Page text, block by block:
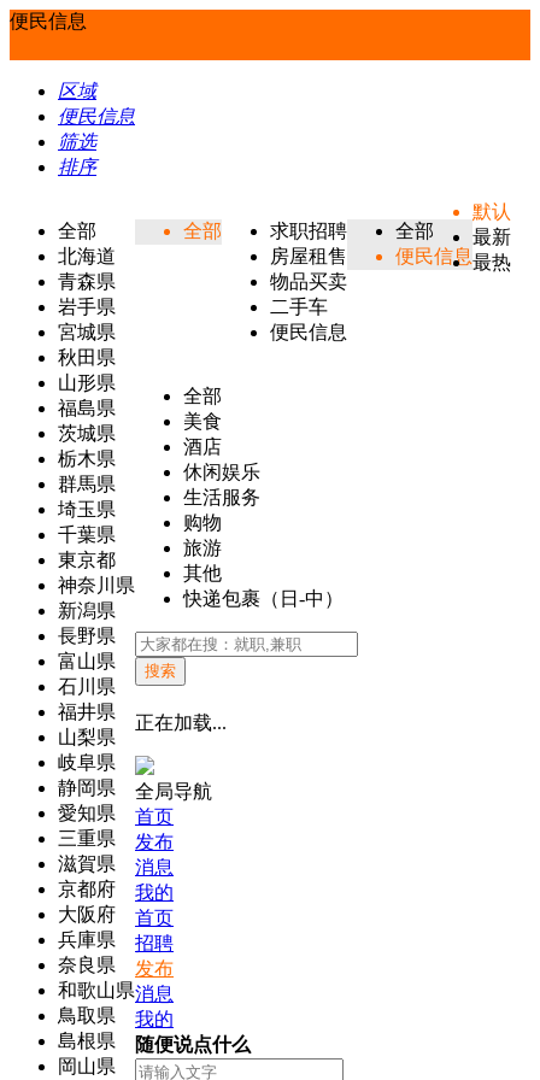
便民信息
区域
便民信息
筛选
排序
全部
北海道
青森県
岩手県
宮城県
秋田県
山形県
福島県
茨城県
栃木県
群馬県
埼玉県
千葉県
東京都
神奈川県
新潟県
長野県
富山県
石川県
福井県
山梨県
岐阜県
静岡県
愛知県
三重県
滋賀県
京都府
大阪府
兵庫県
奈良県
和歌山県
鳥取県
島根県
岡山県
全部
求职招聘
房屋租售
物品买卖
二手车
便民信息
全部
便民信息
全部
美食
酒店
休闲娱乐
生活服务
购物
旅游
其他
快递包裹（日-中）
默认
最新
最热
搜索
正在加载...
全局导航
首页
发布
消息
我的
首页
招聘
发布
消息
我的
随便说点什么